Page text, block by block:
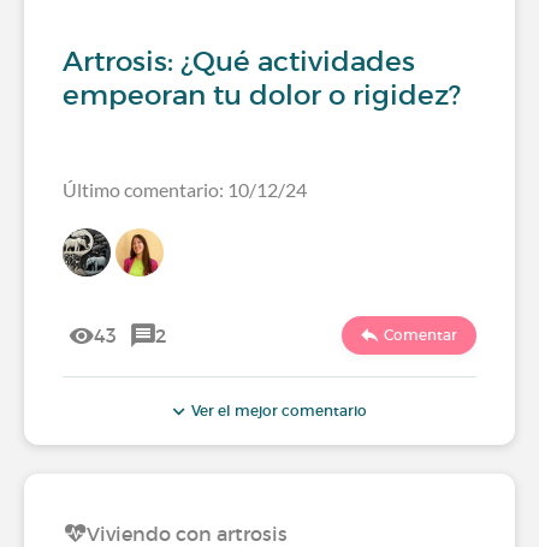
Artrosis: ¿Qué actividades
empeoran tu dolor o rigidez?
Último comentario: 10/12/24
43 2 Comentar
Ver el mejor comentario
Viviendo con artrosis